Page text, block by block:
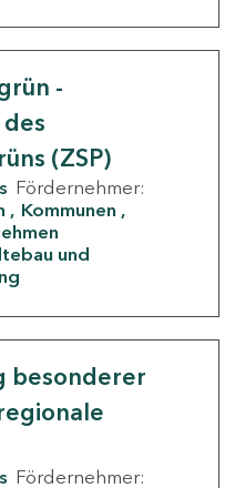
-
(ZSP)
Fördernehmer:
Kommunen
und
besonderer
Fördernehmer: